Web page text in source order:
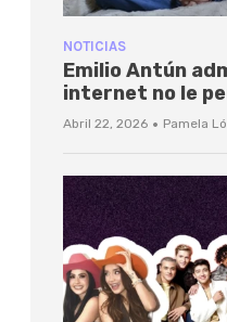
NOTICIAS
Emilio Antún
internet no le
Abril 22, 2026 · Pamela